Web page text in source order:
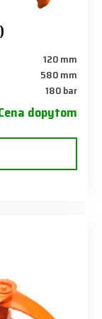
120 mm
580 mm
180 bar
dopytom